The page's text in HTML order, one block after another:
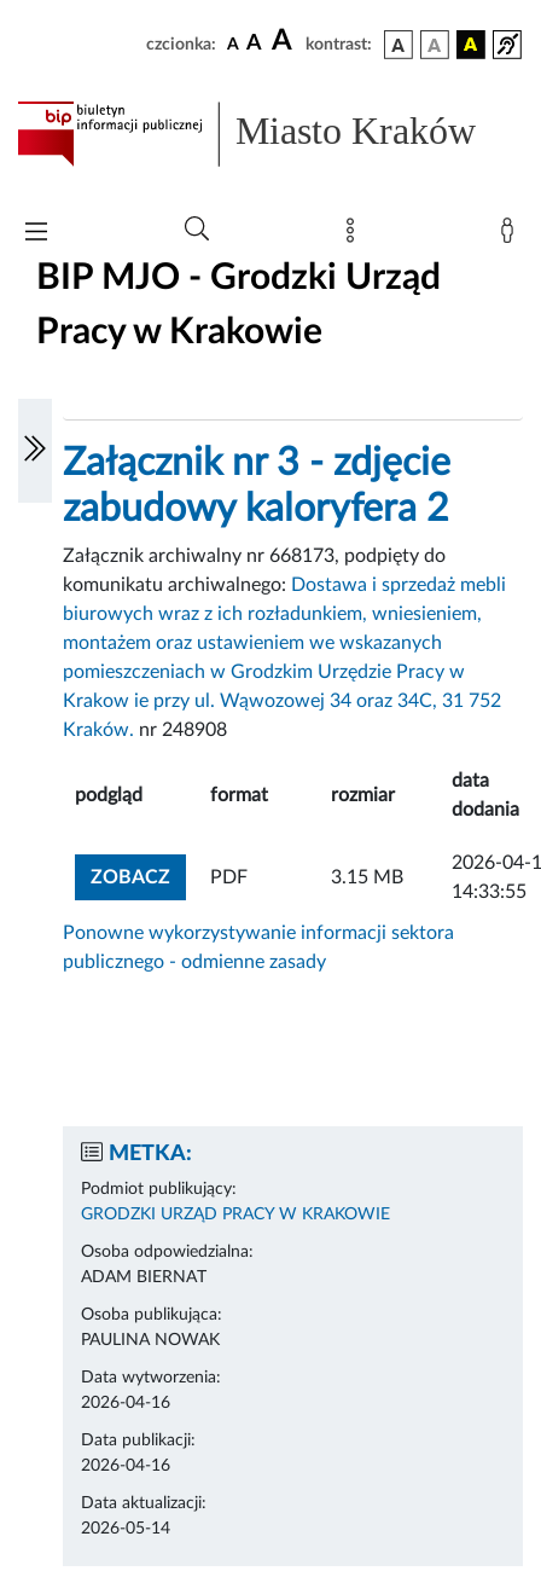
czcionka: A A A kontrast:
Miasto Kraków
BIP MJO - Grodzki Urząd
Pracy w Krakowie
Załącznik nr 3 - zdjęcie
zabudowy kaloryfera 2
Załącznik archiwalny nr 668173, podpięty do
komunikatu archiwalnego: Dostawa i sprzedaż mebli
biurowych wraz z ich rozładunkiem, wniesieniem,
montażem oraz ustawieniem we wskazanych
pomieszczeniach w Grodzkim Urzędzie Pracy w
Krakow ie przy ul. Wąwozowej 34 oraz 34C, 31 752
Kraków. nr 248908
podgląd format rozmiar
data
dodania
ZOBACZZOBACZ ZAŁĄCZNIK
PDF 3.15 MB
2026-04-
14:33:55
Ponowne wykorzystywanie informacji sektora
publicznego - odmienne zasady
METKA:
Podmiot publikujący:
GRODZKI URZĄD PRACY W KRAKOWIE
Osoba odpowiedzialna:
ADAM BIERNAT
Osoba publikująca:
PAULINA NOWAK
Data wytworzenia:
2026-04-16
Data publikacji:
2026-04-16
Data aktualizacji:
2026-05-14